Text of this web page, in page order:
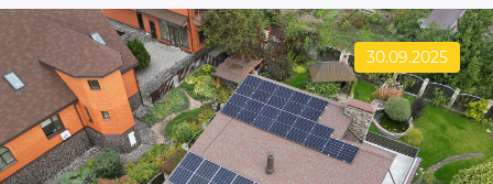
30.09.2025